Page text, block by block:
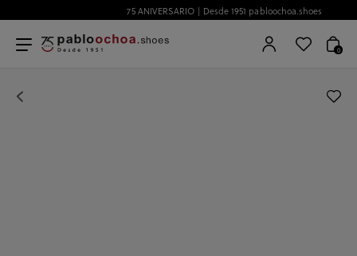
75 ANIVERSARIO | Desde 1951 pabloochoa.shoes
0